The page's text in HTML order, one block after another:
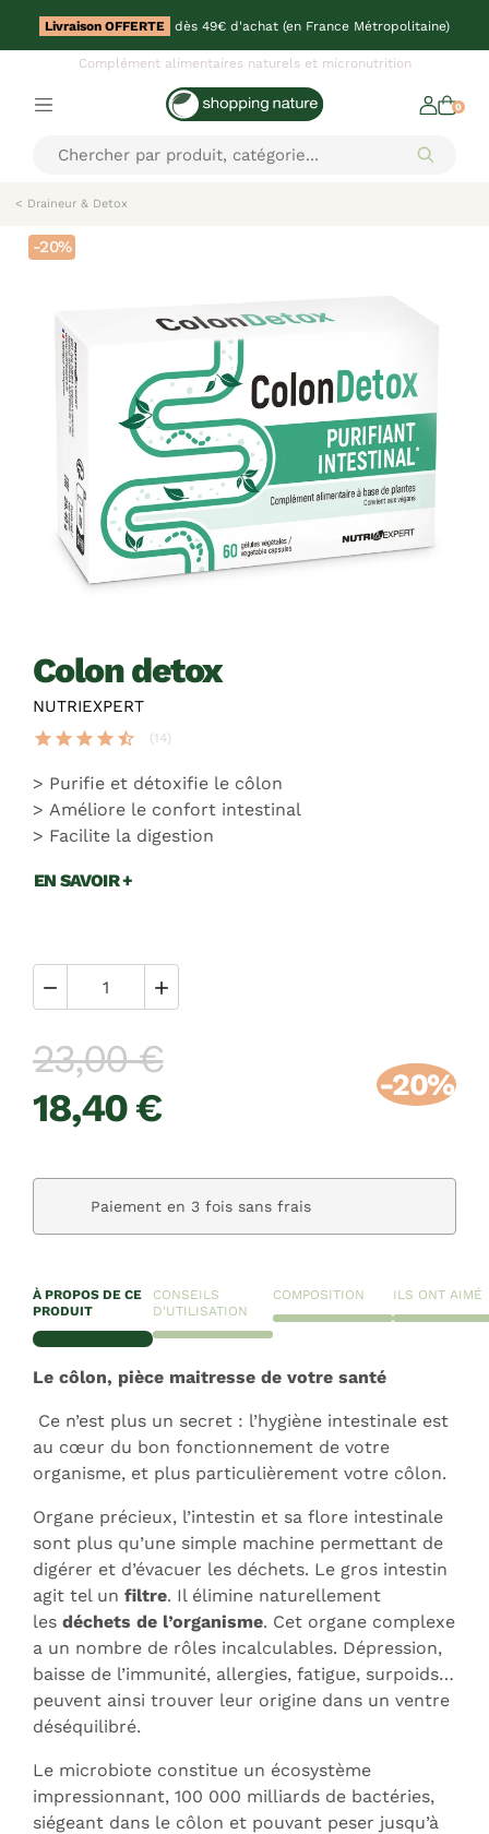
Livraison OFFERTE dès 49€ d'achat (en France Métropolitaine)
Complément alimentaires naturels et micronutrition
0
< Draineur & Detox
colon detox
NUTRIEXPERT
star star star star star_half (14)
Purifie et détoxifie le côlon
Améliore le confort intestinal
Facilite la digestion
EN SAVOIR +
 
23,00 €
18,40 €
-20%
Paiement en 3 fois sans frais
-20%
À PROPOS DE CE
PRODUIT
CONSEILS
D'UTILISATION
COMPOSITION ILS ONT AIMÉ
Le côlon, pièce maitresse de votre santé
Ce n’est plus un secret : l’hygiène intestinale est
au cœur du bon fonctionnement de votre
organisme, et plus particulièrement votre côlon.
Organe précieux, l’intestin et sa flore intestinale
sont plus qu’une simple machine permettant de
digérer et d’évacuer les déchets. Le gros intestin
agit tel un filtre. Il élimine naturellement
les déchets de l’organisme. Cet organe complexe
a un nombre de rôles incalculables. Dépression,
baisse de l’immunité, allergies, fatigue, surpoids…
peuvent ainsi trouver leur origine dans un ventre
déséquilibré.
Le microbiote constitue un écosystème
impressionnant, 100 000 milliards de bactéries,
siégeant dans le côlon et pouvant peser jusqu’à